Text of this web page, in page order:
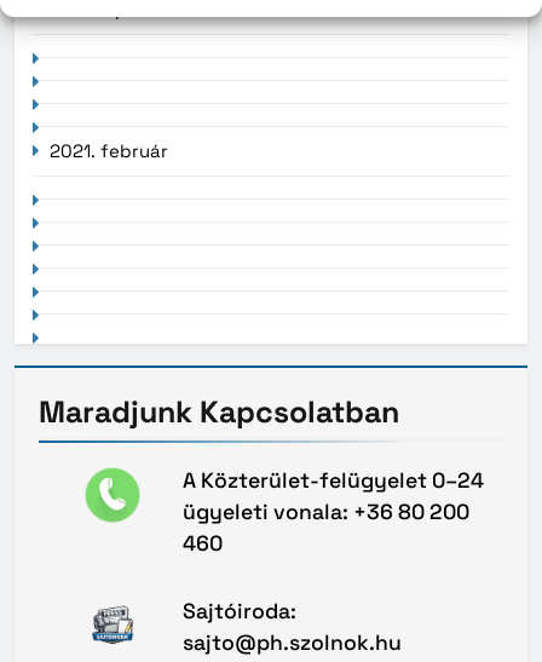
2021. február
Maradjunk Kapcsolatban
A Közterület-felügyelet 0–24
ügyeleti vonala: +36 80 200
460
Sajtóiroda:
sajto@ph.szolnok.hu